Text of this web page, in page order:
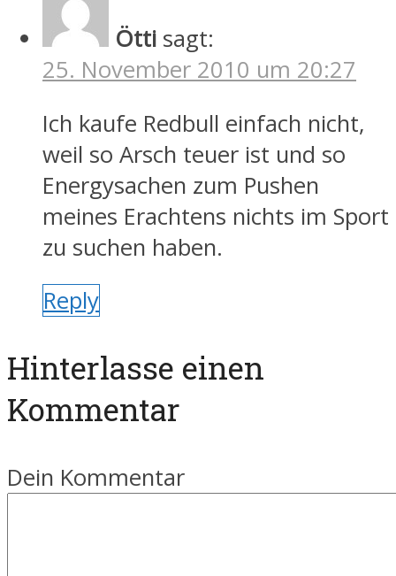
Ötti sagt:
25. November 2010 um 20:27
Ich kaufe Redbull einfach nicht,
weil so Arsch teuer ist und so
Energysachen zum Pushen
meines Erachtens nichts im Sport
zu suchen haben.
Reply
Hinterlasse einen
Kommentar
Dein Kommentar